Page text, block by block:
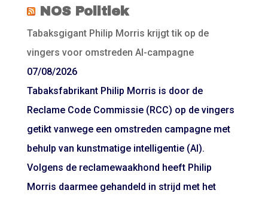
NOS Politiek
Tabaksgigant Philip Morris krijgt tik op de
vingers voor omstreden AI-campagne
07/08/2026
Tabaksfabrikant Philip Morris is door de
Reclame Code Commissie (RCC) op de vingers
getikt vanwege een omstreden campagne met
behulp van kunstmatige intelligentie (AI).
Volgens de reclamewaakhond heeft Philip
Morris daarmee gehandeld in strijd met het